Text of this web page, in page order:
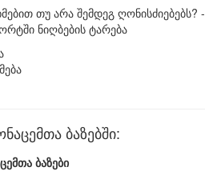
თუ არა შემდეგ ღონისძიებებს? -
ნიღბების ტარება
ბაზებში:
ბაზები